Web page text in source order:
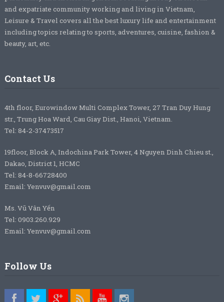
and expatriate community working and living in Vietnam,
Leisure & Travel covers all the best luxury life and entertainment
including topics relating to sports, adventures, cuisine, fashion &
beauty, art, etc.
Contact Us
4th floor, Eurowindow Multi Complex Tower, 27 Tran Duy Hung
str., Trung Hoa Ward, Cau Giay Dist., Hanoi, Vietnam.
Tel: 84-2-37473517
19floor, Block A, Indochina Park Tower, 4 Nguyen Dinh Chieu st.,
Dakao, District 1, HCMC
Tel: 84-8-66728400
Email: Yenvuv@gmail.com
Ms. Vũ Vân Yến
Tel: 0903.260.929
Email: Yenvuv@gmail.com
Follow Us